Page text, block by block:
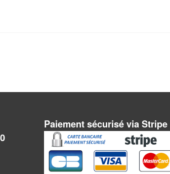
Paiement sécurisé via Stripe